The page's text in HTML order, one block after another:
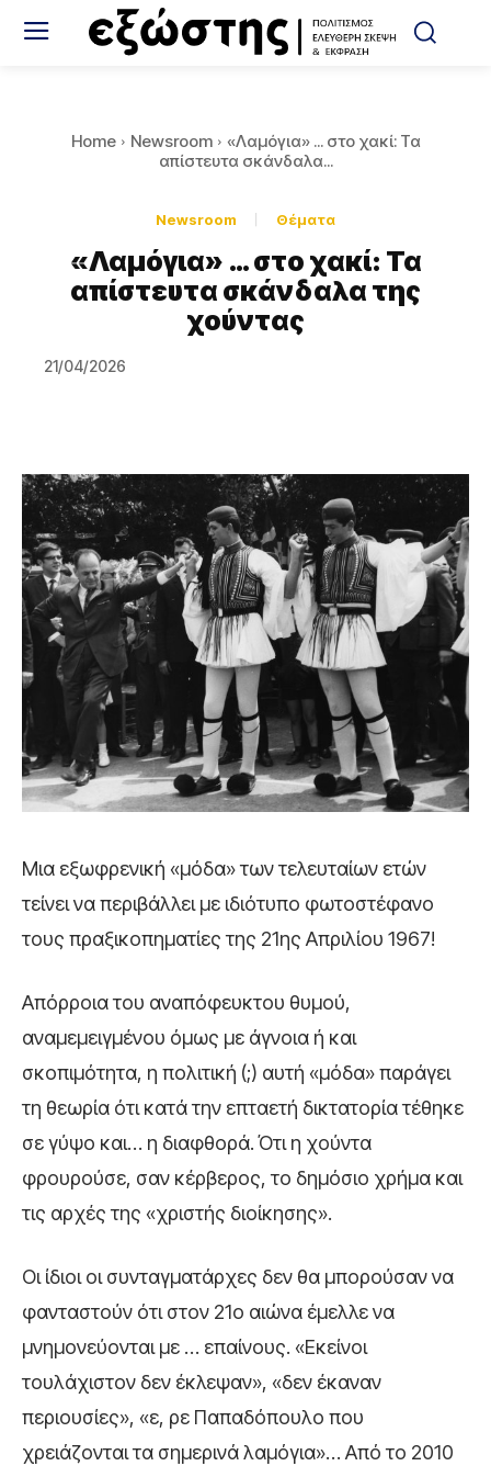
Home Newsroom
«Λαμόγια» ... στο χακί: Τα
απίστευτα σκάνδαλα...
Newsroom Θέματα
«Λαμόγια» … στο χακί: Τα
απίστευτα σκάνδαλα της
χούντας
21/04/2026
Μια εξωφρενική «μόδα» των τελευταίων ετών
τείνει να περιβάλλει με ιδιότυπο φωτοστέφανο
τους πραξικοπηματίες της 21ης Απριλίου 1967!
Απόρροια του αναπόφευκτου θυμού,
αναμεμειγμένου όμως με άγνοια ή και
σκοπιμότητα, η πολιτική (;) αυτή «μόδα» παράγει
τη θεωρία ότι κατά την επταετή δικτατορία τέθηκε
σε γύψο και… η διαφθορά. Ότι η χούντα
φρουρούσε, σαν κέρβερος, το δημόσιο χρήμα και
τις αρχές της «χριστής διοίκησης».
Οι ίδιοι οι συνταγματάρχες δεν θα μπορούσαν να
φανταστούν ότι στον 21ο αιώνα έμελλε να
μνημονεύονται με … επαίνους. «Εκείνοι
τουλάχιστον δεν έκλεψαν», «δεν έκαναν
περιουσίες», «ε, ρε Παπαδόπουλο που
χρειάζονται τα σημερινά λαμόγια»… Από το 2010